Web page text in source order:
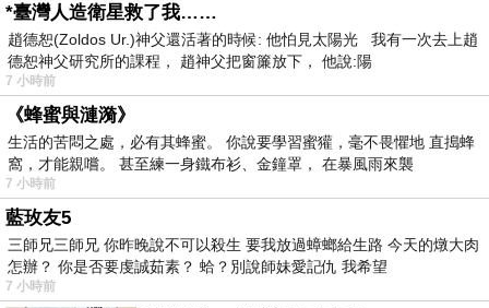
*臺灣人造衛星救了我……
趙德恕(Zoldos Ur.)神父還活著的時候: 他怕見太陽光 我有一次去上趙
德恕神父研究所的課程， 趙神父把窗簾放下， 他說:陽
7 小時前
《蜂蜜與漣漪》
生活的苦悶之處，必有其蜂蜜。 你說要學習蜜獾，毫不畏懼地 直搗蜂
窩，才能親嚐。 甚至練一身鐵布衫、金鐘罩， 在暴風雨來襲
7 小時前
藍玫友5
三師兄三師兄 你昨晚說不可以殺生 要我放過蟑螂給生路 今天的燉大肉
怎辦？ 你是否要虔誠茹素？ 蛤？別說師妹愛記仇 我希望
7 小時前